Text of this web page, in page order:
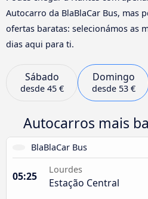
Autocarro da BlaBlaCar Bus, mas
ofertas baratas: selecionámos as
dias aqui para ti.
Sábado
desde 45 €
Domingo
desde 53 €
Autocarros mais
BlaBlaCar Bus
05:25
Lourdes
Estação Central